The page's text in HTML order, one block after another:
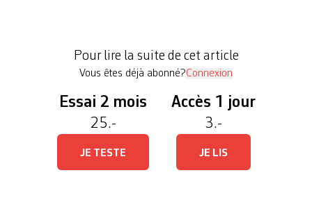
M. Trump, qui aura lieu de […]
Pour lire la suite de cet article
Vous êtes déjà abonné?Connexion
Essai 2 mois
25.-
JE TESTE
Accès 1 jour
3.-
JE LIS